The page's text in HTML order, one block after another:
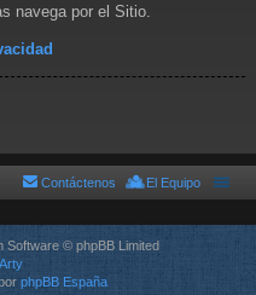
navega por el Sitio.
El Equipo
Contáctenos
Software © phpBB Limited
Arty
phpBB España